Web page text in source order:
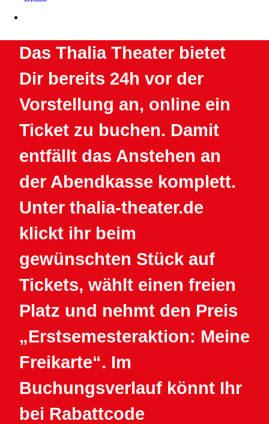
Das Thalia Theater bietet
Dir bereits 24h vor der
Vorstellung an, online ein
Ticket zu buchen. Damit
entfällt das Anstehen an
der Abendkasse komplett.
Unter thalia-theater.de
klickt ihr beim
gewünschten Stück auf
Tickets, wählt einen freien
Platz und nehmt den Preis
„Erstsemesteraktion: Meine
Freikarte“. Im
Buchungsverlauf könnt Ihr
bei Rabattcode